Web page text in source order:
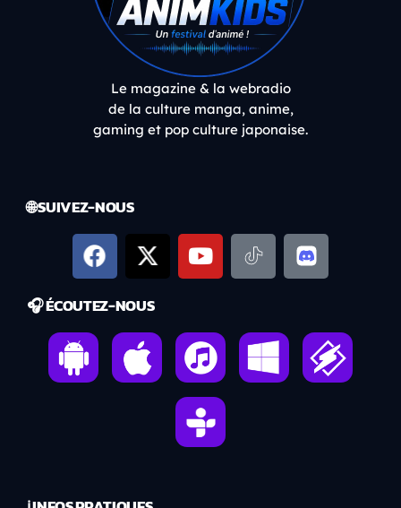
Le magazine & la webradio
de la culture manga, anime,
gaming et pop culture japonaise.
🌐 SUIVEZ-NOUS
🎧 ÉCOUTEZ-NOUS